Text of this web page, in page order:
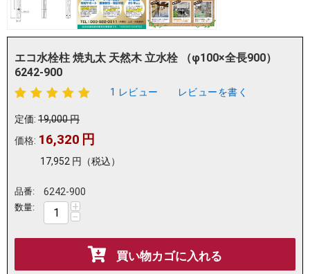
エコ水栓柱 焼丸太 天然木 立水栓 （φ100×全長900）
6242-900
1 レビュー レビューを書く
定価: 19,000円
価格: 16,320 円
17,952 円 （税込）
品番: 6242-900
数量: +
−
買い物カゴに入れる